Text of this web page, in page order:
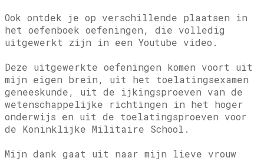
Ook ontdek je op verschillende plaatsen in
het oefenboek oefeningen, die volledig
uitgewerkt zijn in een Youtube video.
Deze uitgewerkte oefeningen komen voort uit
mijn eigen brein, uit het toelatingsexamen
geneeskunde, uit de ijkingsproeven van de
wetenschappelijke richtingen in het hoger
onderwijs en uit de toelatingsproeven voor
de Koninklijke Militaire School.
Mijn dank gaat uit naar mijn lieve vrouw